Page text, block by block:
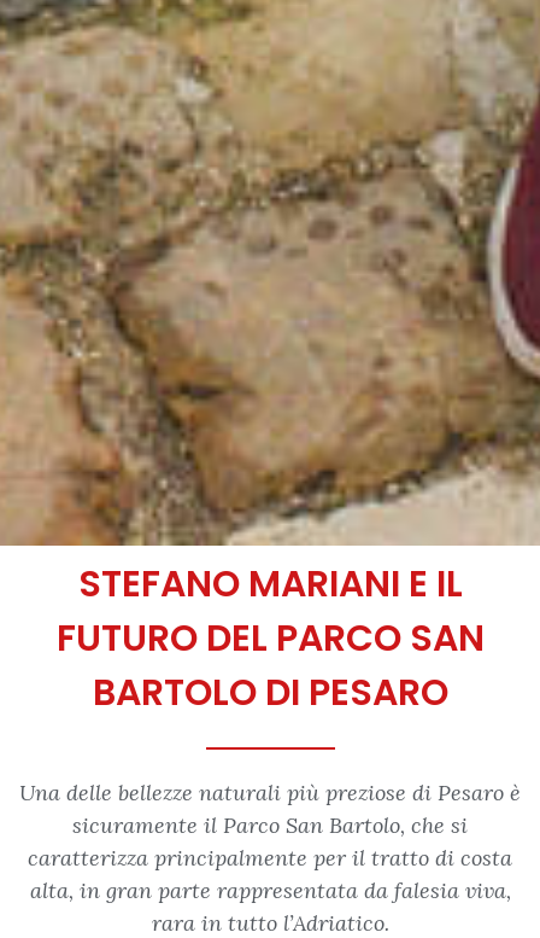
STEFANO MARIANI E IL
FUTURO DEL PARCO SAN
BARTOLO DI PESARO
Una delle bellezze naturali più preziose di Pesaro è
sicuramente il Parco San Bartolo, che si
caratterizza principalmente per il tratto di costa
alta, in gran parte rappresentata da falesia viva,
rara in tutto l’Adriatico.